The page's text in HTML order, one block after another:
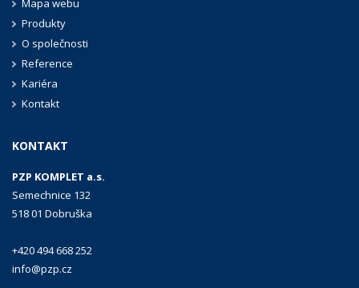
Mapa webu
Produkty
O společnosti
Reference
Kariéra
Kontakt
KONTAKT
PZP KOMPLET a.s.
Semechnice 132
518 01 Dobruška
+420 494 668 252
info@pzp.cz